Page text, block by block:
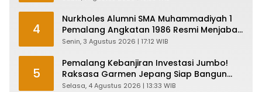
4
Nurkholes Alumni SMA Muhammadiyah 1
Pemalang Angkatan 1986 Resmi Menjabat
Plt Bupati, Inilah Pesan Ketua Asmam 86
Senin, 3 Agustus 2026 | 17:12 WIB
5
Pemalang Kebanjiran Investasi Jumbo!
Raksasa Garmen Jepang Siap Bangun
Pabrik dan Serap Ribuan Tenaga Kerja
Selasa, 4 Agustus 2026 | 13:33 WIB